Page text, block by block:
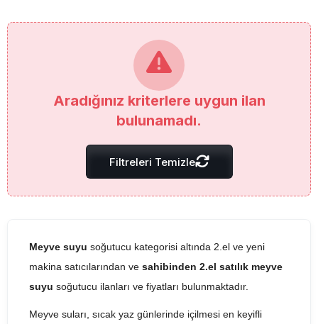
Aradığınız kriterlere uygun ilan
bulunamadı.
Filtreleri Temizle
Meyve suyu soğutucu kategorisi altında 2.el ve yeni
makina satıcılarından ve sahibinden 2.el satılık meyve
suyu soğutucu ilanları ve fiyatları bulunmaktadır.
Meyve suları, sıcak yaz günlerinde içilmesi en keyifli